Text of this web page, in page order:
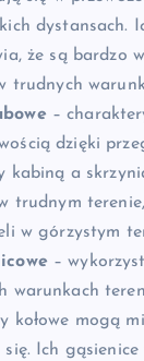
dystansach.
że są bardzo
trudnych
–
dzięki
kabiną a
trudnym
w górzystym
–
warunkach
kołowe mogą
się. Ich